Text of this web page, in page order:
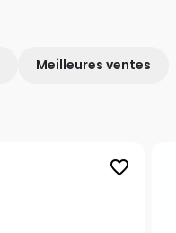
Meilleures ventes
favorite_border